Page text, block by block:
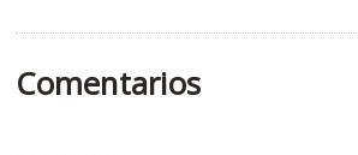
Comentarios